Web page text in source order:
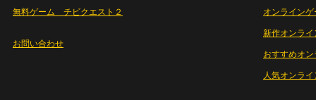
無料ゲーム チビクエスト２
お問い合わせ
オンライン
新作オンライ
おすすめオ
人気オンラ